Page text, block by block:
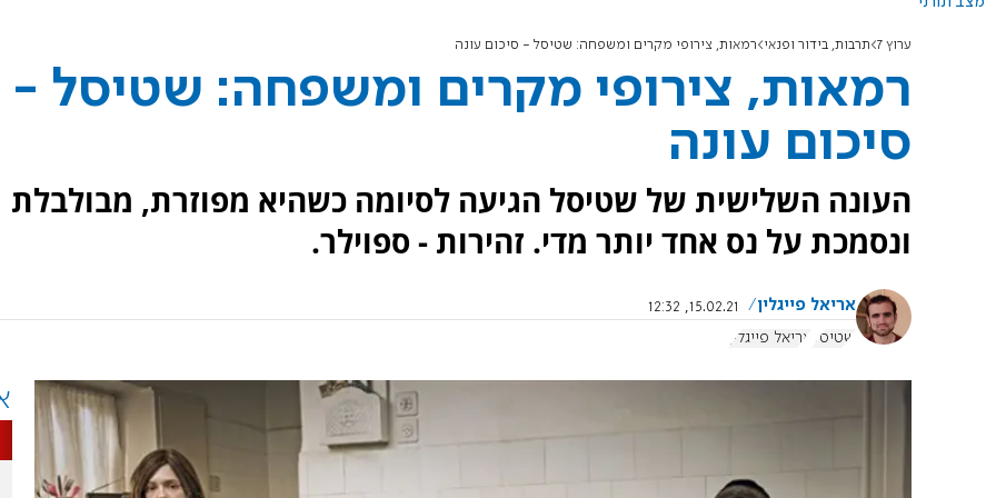
ערוץ 7 תרבות, בידור ופנאי רמאות, צירופי מקרים ומשפחה: שטיסל - סיכום עונה
רמאות, צירופי מקרים ומשפחה: שטיסל -
סיכום עונה
העונה השלישית של שטיסל הגיעה לסיומה כשהיא מפוזרת, מבולבלת
ונסמכת על נס אחד יותר מדי. זהירות - ספוילר.
אריאל פייגלין
15.02.21, 12:32
שטיסל
אריאל פייגלין